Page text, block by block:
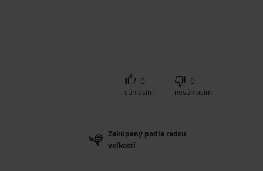
0
súhlasím
0
nesúhlasím
Zakúpený podľa radcu
veľkostí